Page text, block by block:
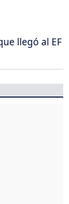
llegó al EF